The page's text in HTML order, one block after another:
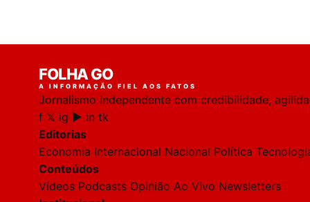
FOLHA GO
A INFORMAÇÃO FIEL AOS FATOS
Jornalismo independente com credibilidade,
f 𝕏 ig ▶ in tk
Editorias
Economia Internacional Nacional Política
Conteúdos
Vídeos Podcasts Opinião Ao Vivo Newsletters